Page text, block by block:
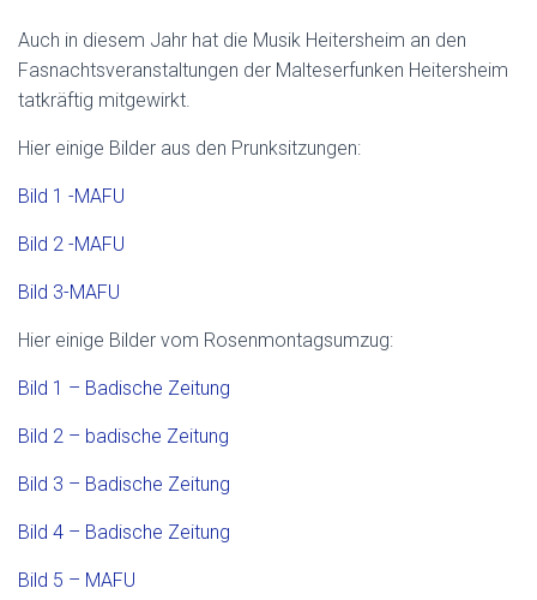
H
Auch in diesem Jahr hat die Musik Heitersheim an den
Fasnachtsveranstaltungen der Malteserfunken Heitersheim
tatkräftig mitgewirkt.
Hier einige Bilder aus den Prunksitzungen:
Bild 1 -MAFU
Bild 2 -MAFU
Bild 3-MAFU
Hier einige Bilder vom Rosenmontagsumzug:
Bild 1 – Badische Zeitung
Bild 2 – badische Zeitung
Bild 3 – Badische Zeitung
Bild 4 – Badische Zeitung
Bild 5 – MAFU